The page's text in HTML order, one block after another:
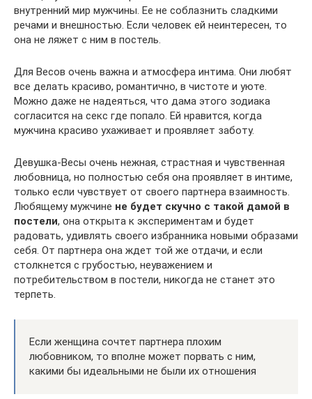
внутренний мир мужчины. Ее не соблазнить сладкими
речами и внешностью. Если человек ей неинтересен, то
она не ляжет с ним в постель.
Для Весов очень важна и атмосфера интима. Они любят
все делать красиво, романтично, в чистоте и уюте.
Можно даже не надеяться, что дама этого зодиака
согласится на секс где попало. Ей нравится, когда
мужчина красиво ухаживает и проявляет заботу.
Девушка-Весы очень нежная, страстная и чувственная
любовница, но полностью себя она проявляет в интиме,
только если чувствует от своего партнера взаимность.
Любящему мужчине не будет скучно с такой дамой в
постели, она открыта к экспериментам и будет
радовать, удивлять своего избранника новыми образами
себя. От партнера она ждет той же отдачи, и если
столкнется с грубостью, неуважением и
потребительством в постели, никогда не станет это
терпеть.
Если женщина сочтет партнера плохим
любовником, то вполне может порвать с ним,
какими бы идеальными не были их отношения